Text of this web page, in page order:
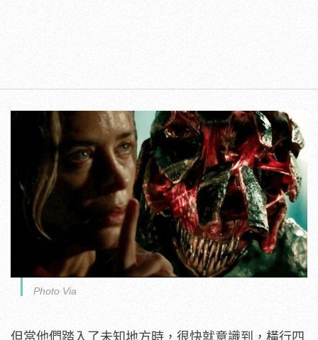
Photo Via